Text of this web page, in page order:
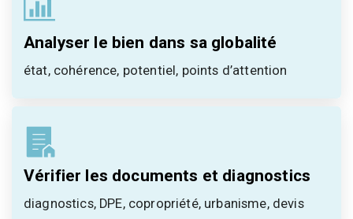
Analyser le bien dans sa globalité
état, cohérence, potentiel, points d’attention
Vérifier les documents et diagnostics
diagnostics, DPE, copropriété, urbanisme, devis